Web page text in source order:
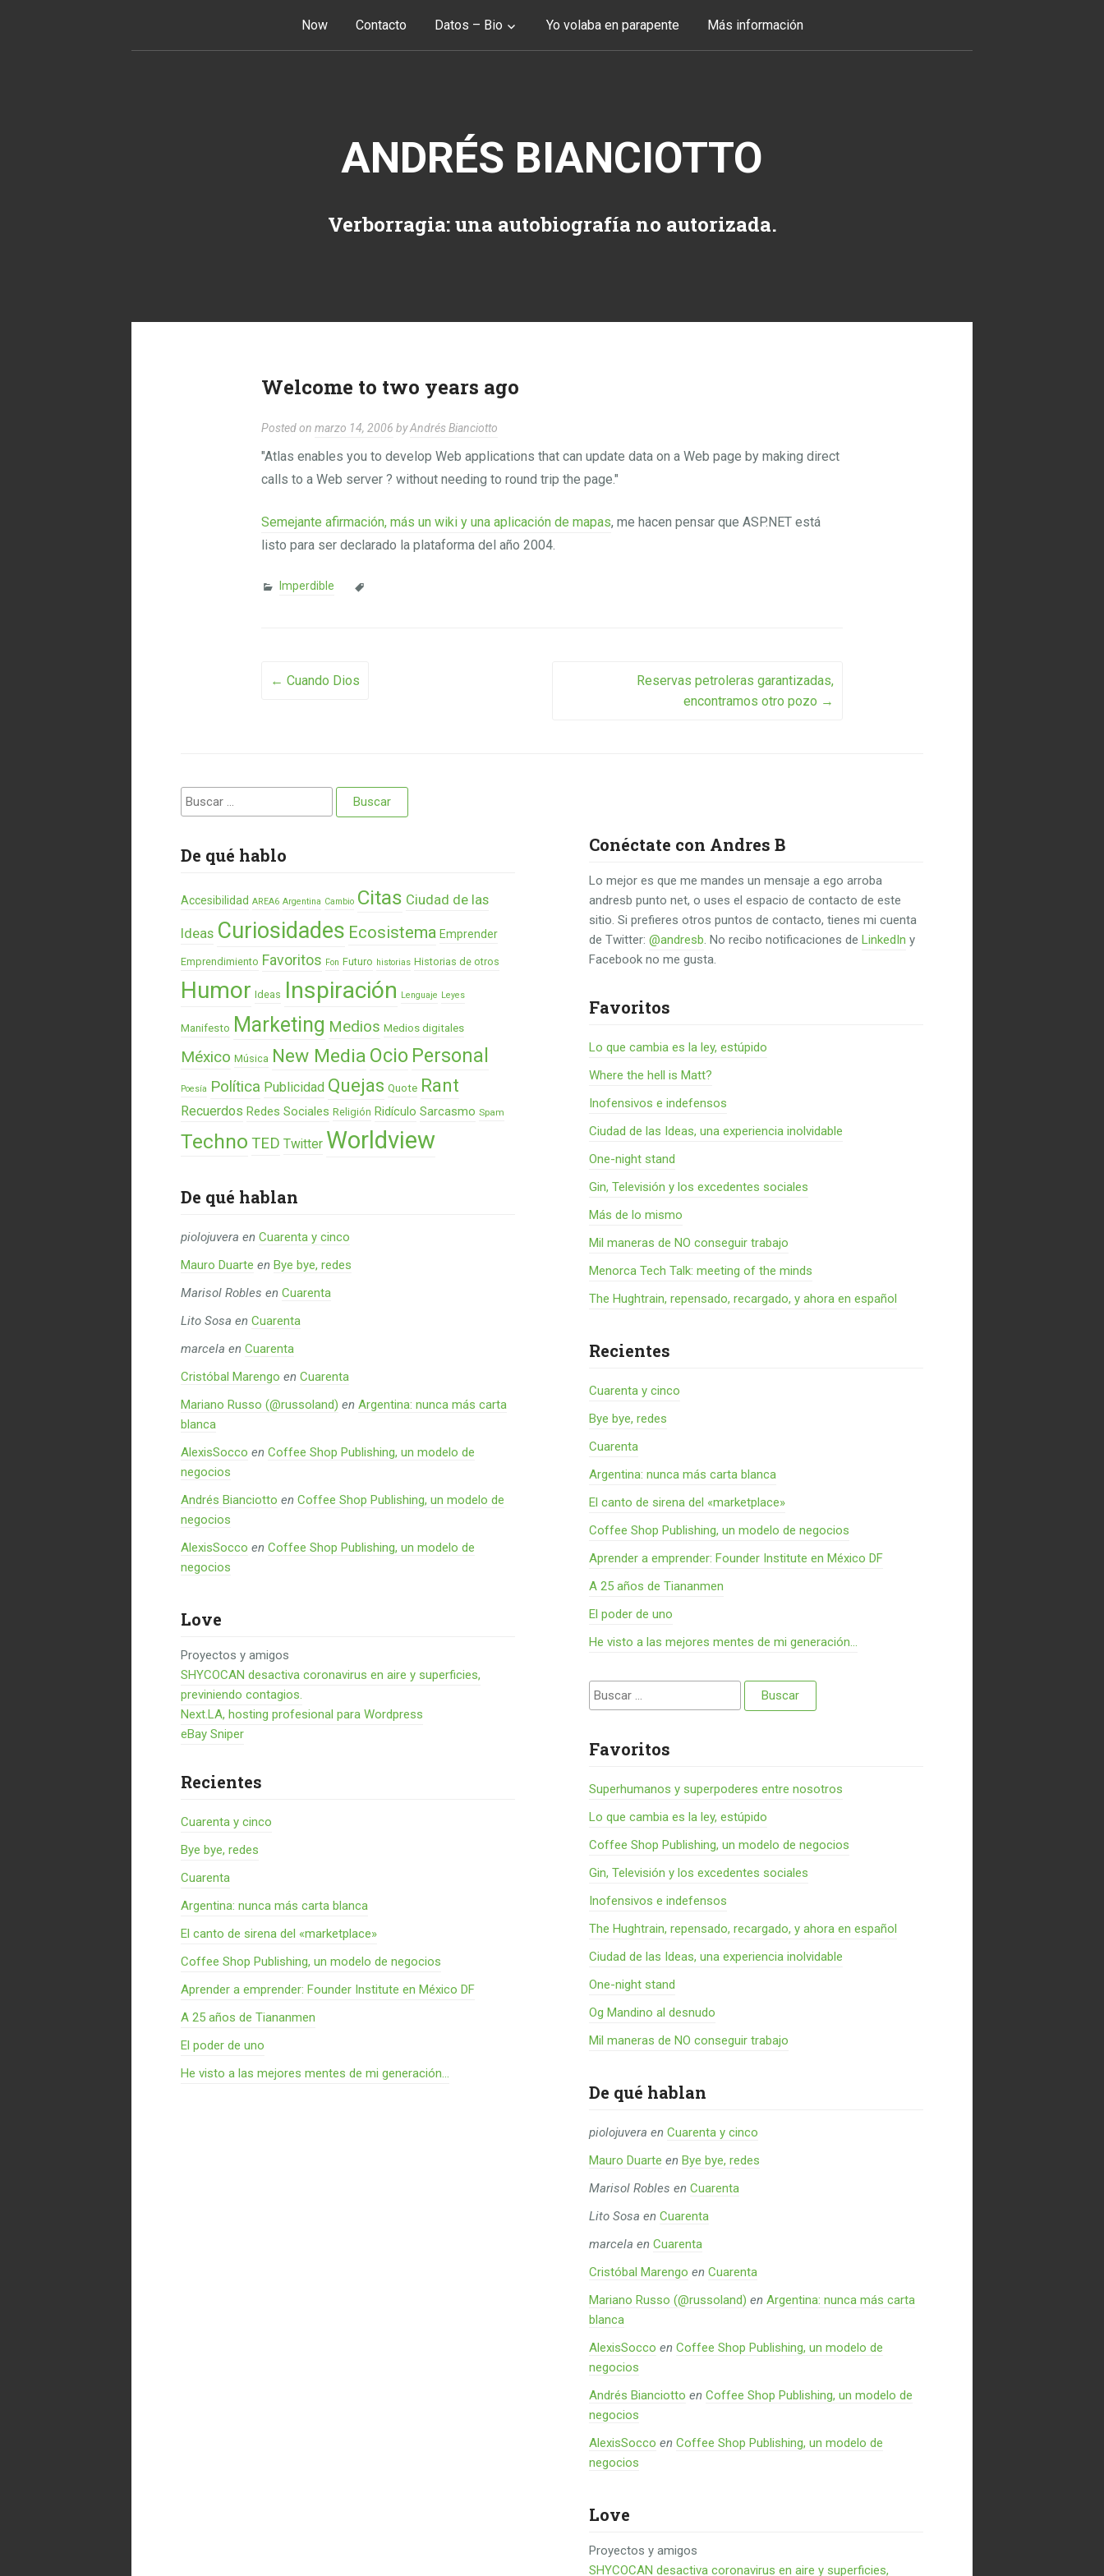
Now Contacto Datos – Bio Yo volaba en parapente Más información
ANDRÉS BIANCIOTTO
Verborragia: una autobiografía no autorizada.
Welcome to two years ago
Posted on marzo 14, 2006 byAndrés Bianciotto
"Atlas enables you to develop Web applications that can update data on a Web page by making direct
calls to a Web server ? without needing to round trip the page."
Semejante afirmación, más un wiki y una aplicación de mapas, me hacen pensar que ASP.NET está
listo para ser declarado la plataforma del año 2004.
Imperdible
Post navigation
← Cuando Dios
Reservas petroleras garantizadas,
encontramos otro pozo →
Buscar:
De qué hablo
Accesibilidad AREA6 Argentina Cambio Citas Ciudad de las
Ideas Curiosidades Ecosistema Emprender
Emprendimiento Favoritos Fon Futuro historias Historias de otros
Humor Ideas Inspiración Lenguaje Leyes
Manifesto Marketing Medios Medios digitales
México Música New Media Ocio Personal
Poesía Política Publicidad Quejas Quote Rant
Recuerdos Redes Sociales Religión Ridículo Sarcasmo Spam
Techno TED Twitter Worldview
De qué hablan
piolojuvera en Cuarenta y cinco
Mauro Duarte en Bye bye, redes
Marisol Robles en Cuarenta
Lito Sosa en Cuarenta
marcela en Cuarenta
Cristóbal Marengo en Cuarenta
Mariano Russo (@russoland) en Argentina: nunca más carta
blanca
AlexisSocco en Coffee Shop Publishing, un modelo de
negocios
Andrés Bianciotto en Coffee Shop Publishing, un modelo de
negocios
AlexisSocco en Coffee Shop Publishing, un modelo de
negocios
Love
Proyectos y amigos
SHYCOCAN desactiva coronavirus en aire y superficies,
previniendo contagios.
Next.LA, hosting profesional para Wordpress
eBay Sniper
Recientes
Cuarenta y cinco
Bye bye, redes
Cuarenta
Argentina: nunca más carta blanca
El canto de sirena del «marketplace»
Coffee Shop Publishing, un modelo de negocios
Aprender a emprender: Founder Institute en México DF
A 25 años de Tiananmen
El poder de uno
He visto a las mejores mentes de mi generación…
Conéctate con Andres B
Lo mejor es que me mandes un mensaje a ego arroba
andresb punto net, o uses el espacio de contacto de este
sitio. Si prefieres otros puntos de contacto, tienes mi cuenta
de Twitter:@andresb. No recibo notificaciones deLinkedIn y
Facebook no me gusta.
Favoritos
Lo que cambia es la ley, estúpido
Where the hell is Matt?
Inofensivos e indefensos
Ciudad de las Ideas, una experiencia inolvidable
One-night stand
Gin, Televisión y los excedentes sociales
Más de lo mismo
Mil maneras de NO conseguir trabajo
Menorca Tech Talk: meeting of the minds
The Hughtrain, repensado, recargado, y ahora en español
Recientes
Cuarenta y cinco
Bye bye, redes
Cuarenta
Argentina: nunca más carta blanca
El canto de sirena del «marketplace»
Coffee Shop Publishing, un modelo de negocios
Aprender a emprender: Founder Institute en México DF
A 25 años de Tiananmen
El poder de uno
He visto a las mejores mentes de mi generación…
Buscar:
Favoritos
Superhumanos y superpoderes entre nosotros
Lo que cambia es la ley, estúpido
Coffee Shop Publishing, un modelo de negocios
Gin, Televisión y los excedentes sociales
Inofensivos e indefensos
The Hughtrain, repensado, recargado, y ahora en español
Ciudad de las Ideas, una experiencia inolvidable
One-night stand
Og Mandino al desnudo
Mil maneras de NO conseguir trabajo
De qué hablan
piolojuvera enCuarenta y cinco
Mauro Duarte enBye bye, redes
Marisol Robles enCuarenta
Lito Sosa enCuarenta
marcela enCuarenta
Cristóbal Marengo enCuarenta
Mariano Russo (@russoland) enArgentina: nunca más carta
blanca
AlexisSocco enCoffee Shop Publishing, un modelo de
negocios
Andrés Bianciotto enCoffee Shop Publishing, un modelo de
negocios
AlexisSocco enCoffee Shop Publishing, un modelo de
negocios
Love
Proyectos y amigos
SHYCOCAN desactiva coronavirus en aire y superficies,